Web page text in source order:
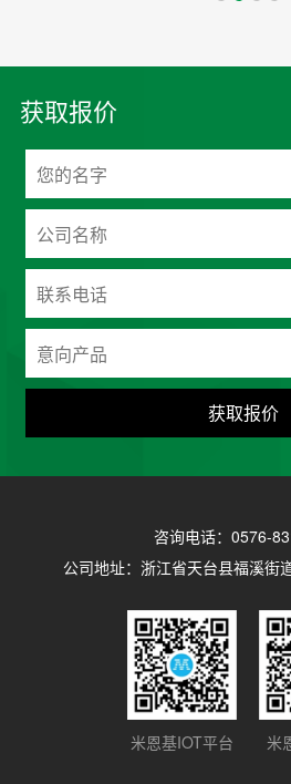
获取报价
获取报价
咨询电话：0576-
公司地址：浙江省天台县福溪街
米恩基IOT平台 米